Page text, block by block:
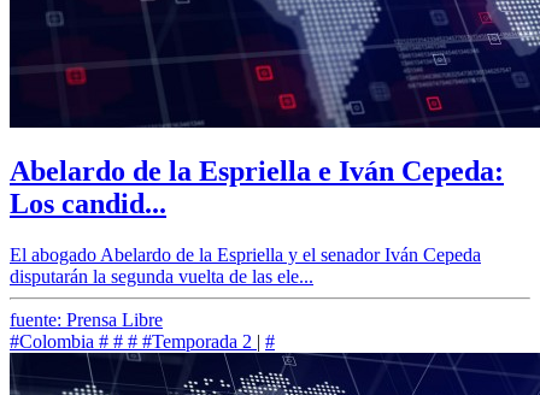
Abelardo de la Espriella e Iván Cepeda:
Los candid...
El abogado Abelardo de la Espriella y el senador Iván Cepeda
disputarán la segunda vuelta de las ele...
fuente: Prensa Libre
#Colombia # # # #Temporada 2 | #